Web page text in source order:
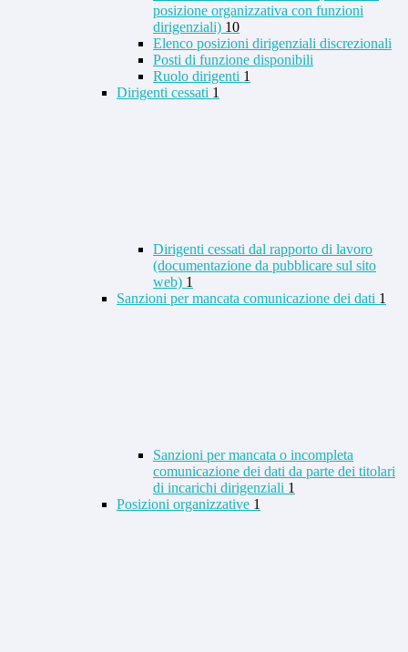
posizione organizzativa con funzioni
dirigenziali) 10
Elenco posizioni dirigenziali discrezionali
Posti di funzione disponibili
Ruolo dirigenti 1
Dirigenti cessati 1
Dirigenti cessati dal rapporto di lavoro
(documentazione da pubblicare sul sito
web) 1
Sanzioni per mancata comunicazione dei dati 1
Sanzioni per mancata o incompleta
comunicazione dei dati da parte dei titolari
di incarichi dirigenziali 1
Posizioni organizzative 1